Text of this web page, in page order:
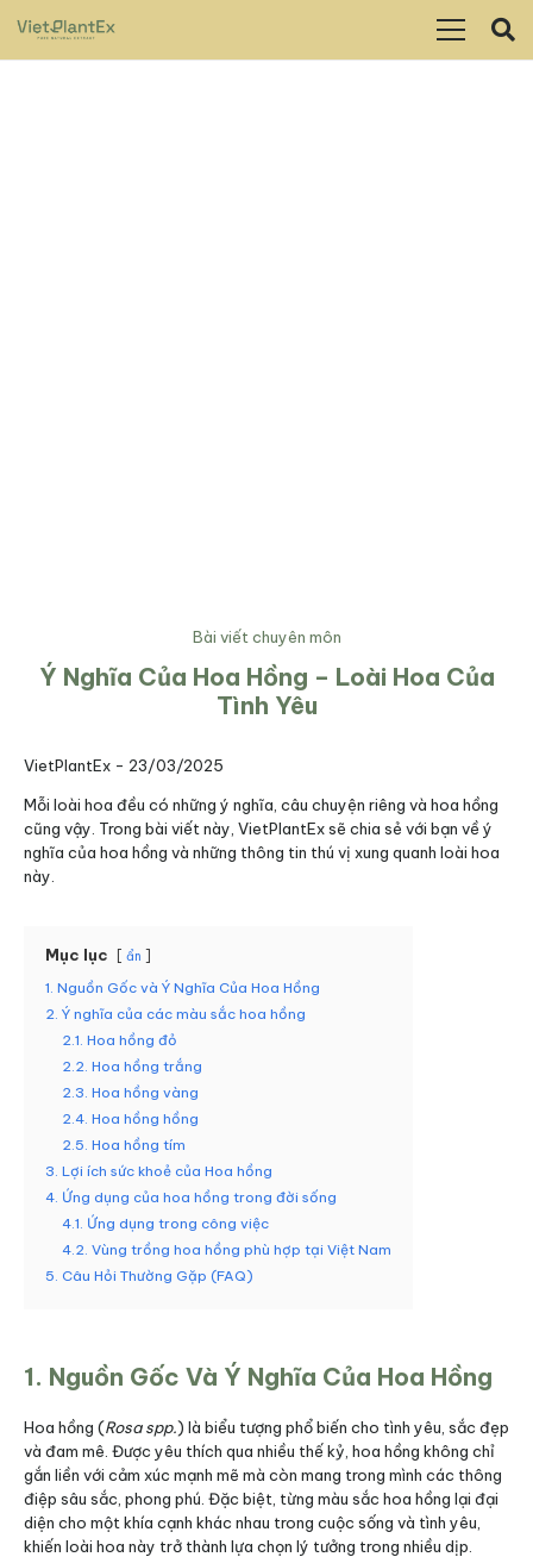
Bài viết chuyên môn
Ý Nghĩa Của Hoa Hồng – Loài Hoa Của
Tình Yêu
VietPlantEx - 23/03/2025
Mỗi loài hoa đều có những ý nghĩa, câu chuyện riêng và hoa hồng
cũng vậy. Trong bài viết này, VietPlantEx sẽ chia sẻ với bạn về ý
nghĩa của hoa hồng và những thông tin thú vị xung quanh loài hoa
này.
Mục lục ẩn
1. Nguồn Gốc và Ý Nghĩa Của Hoa Hồng
2. Ý nghĩa của các màu sắc hoa hồng
2.1. Hoa hồng đỏ
2.2. Hoa hồng trắng
2.3. Hoa hồng vàng
2.4. Hoa hồng hồng
2.5. Hoa hồng tím
3. Lợi ích sức khoẻ của Hoa hồng
4. Ứng dụng của hoa hồng trong đời sống
4.1. Ứng dụng trong công việc
4.2. Vùng trồng hoa hồng phù hợp tại Việt Nam
5. Câu Hỏi Thường Gặp (FAQ)
1. Nguồn Gốc Và Ý Nghĩa Của Hoa Hồng
Hoa hồng (Rosa spp.) là biểu tượng phổ biến cho tình yêu, sắc đẹp
và đam mê. Được yêu thích qua nhiều thế kỷ, hoa hồng không chỉ
gắn liền với cảm xúc mạnh mẽ mà còn mang trong mình các thông
điệp sâu sắc, phong phú. Đặc biệt, từng màu sắc hoa hồng lại đại
diện cho một khía cạnh khác nhau trong cuộc sống và tình yêu,
khiến loài hoa này trở thành lựa chọn lý tưởng trong nhiều dịp.